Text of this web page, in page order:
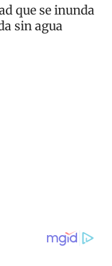
que se inunda
sin agua